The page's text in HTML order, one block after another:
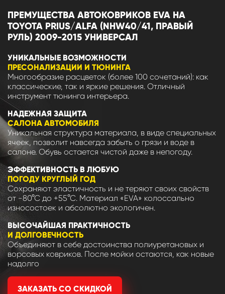
ПРЕМУЩЕСТВА АВТОКОВРИКОВ EVA НА
TOYOTA PRIUS/ALFA (NHW40/41, ПРАВЫЙ
РУЛЬ) 2009-2015 УНИВЕРСАЛ
УНИКАЛЬНЫЕ ВОЗМОЖНОСТИ
ПРЕСОНАЛИЗАЦИИ И ТЮНИНГА
Многообразие расцветок (более 100 сочетаний): как
классические, так и яркие решения. Отличный
инструмент тюнинга интерьера.
НАДЕЖНАЯ ЗАЩИТА
САЛОНА АВТОМОБИЛЯ
Уникальная структура материала, в виде специальных
ячеек, позволит навсегда забыть о грязи и воде в
салоне. Обувь остается чистой даже в непогоду.
ЭФФЕКТИВНОСТЬ В ЛЮБУЮ
ПОГОДУ КРУГЛЫЙ ГОД
Сохраняют эластичность и не теряют своих свойств
от -80°С до +55°С. Материал «EVA» колоссально
износостоек и абсолютно экологичен.
ВЫСОЧАЙШАЯ ПРАКТИЧНОСТЬ
И ДОЛГОВЕЧНОСТЬ
Объединяют в себе достоинства полиуретановых и
ворсовых ковриков. После мойки остаются, как новые
надолго
ЗАКАЗАТЬ СО СКИДКОЙ